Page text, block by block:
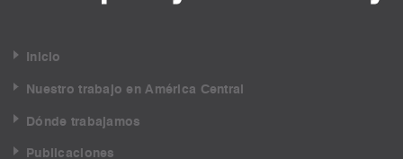
Inicio
Nuestro trabajo en América Central
Dónde trabajamos
Publicaciones